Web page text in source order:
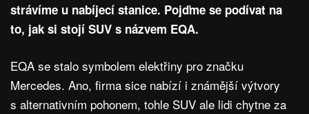
strávíme u nabíjecí stanice. Pojďme se podívat na
to, jak si stojí SUV s názvem EQA.
EQA se stalo symbolem elektřiny pro značku
Mercedes. Ano, firma sice nabízí i známější výtvory
s alternativním pohonem, tohle SUV ale lidi chytne za